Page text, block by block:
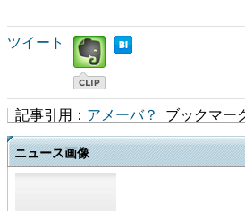
ツイート
記事引用： アメーバ？ ブックマー
ニュース画像